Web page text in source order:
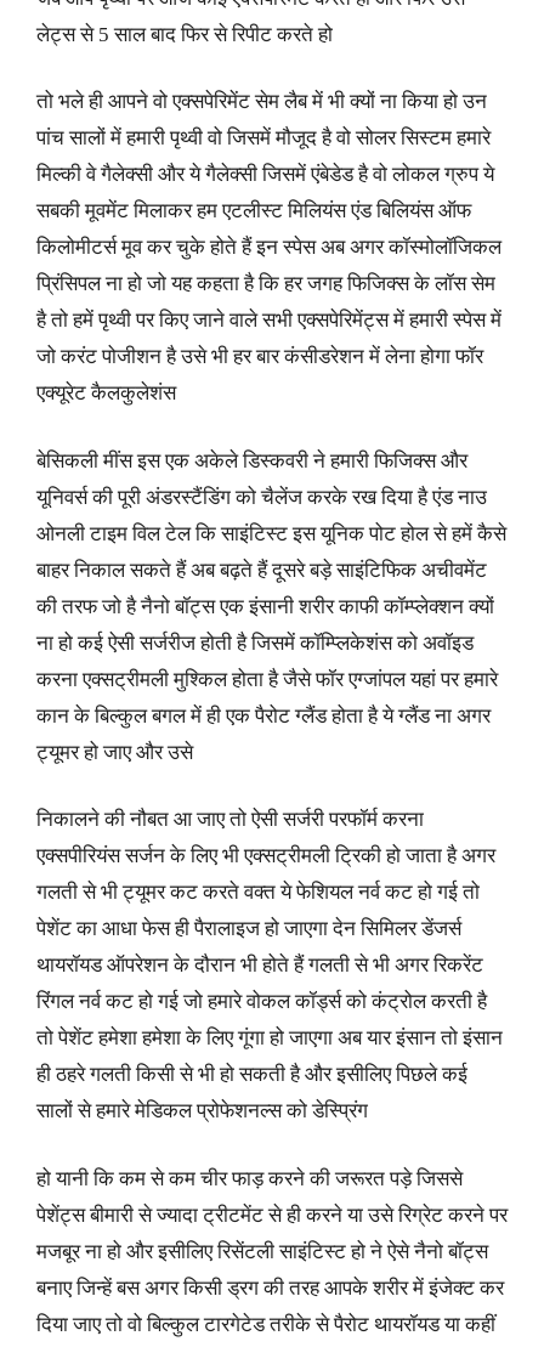
लेट्स से 5 साल बाद फिर से रिपीट करते हो
तो भले ही आपने वो एक्सपेरिमेंट सेम लैब में भी क्यों ना किया हो उन
पांच सालों में हमारी पृथ्वी वो जिसमें मौजूद है वो सोलर सिस्टम हमारे
मिल्की वे गैलेक्सी और ये गैलेक्सी जिसमें एंबेडेड है वो लोकल ग्रुप ये
सबकी मूवमेंट मिलाकर हम एटलीस्ट मिलियंस एंड बिलियंस ऑफ
किलोमीटर्स मूव कर चुके होते हैं इन स्पेस अब अगर कॉस्मोलॉजिकल
प्रिंसिपल ना हो जो यह कहता है कि हर जगह फिजिक्स के लॉस सेम
है तो हमें पृथ्वी पर किए जाने वाले सभी एक्सपेरिमेंट्स में हमारी स्पेस में
जो करंट पोजीशन है उसे भी हर बार कंसीडरेशन में लेना होगा फॉर
एक्यूरेट कैलकुलेशंस
बेसिकली मींस इस एक अकेले डिस्कवरी ने हमारी फिजिक्स और
यूनिवर्स की पूरी अंडरस्टैंडिंग को चैलेंज करके रख दिया है एंड नाउ
ओनली टाइम विल टेल कि साइंटिस्ट इस यूनिक पोट होल से हमें कैसे
बाहर निकाल सकते हैं अब बढ़ते हैं दूसरे बड़े साइंटिफिक अचीवमेंट
की तरफ जो है नैनो बॉट्स एक इंसानी शरीर काफी कॉम्प्लेक्शन क्यों
ना हो कई ऐसी सर्जरीज होती है जिसमें कॉम्प्लिकेशंस को अवॉइड
करना एक्सट्रीमली मुश्किल होता है जैसे फॉर एग्जांपल यहां पर हमारे
कान के बिल्कुल बगल में ही एक पैरोट ग्लैंड होता है ये ग्लैंड ना अगर
ट्यूमर हो जाए और उसे
निकालने की नौबत आ जाए तो ऐसी सर्जरी परफॉर्म करना
एक्सपीरियंस सर्जन के लिए भी एक्सट्रीमली ट्रिकी हो जाता है अगर
गलती से भी ट्यूमर कट करते वक्त ये फेशियल नर्व कट हो गई तो
पेशेंट का आधा फेस ही पैरालाइज हो जाएगा देन सिमिलर डेंजर्स
थायरॉयड ऑपरेशन के दौरान भी होते हैं गलती से भी अगर रिकरेंट
रिंगल नर्व कट हो गई जो हमारे वोकल कॉर्ड्स को कंट्रोल करती है
तो पेशेंट हमेशा हमेशा के लिए गूंगा हो जाएगा अब यार इंसान तो इंसान
ही ठहरे गलती किसी से भी हो सकती है और इसीलिए पिछले कई
सालों से हमारे मेडिकल प्रोफेशनल्स को डेस्प्रिंग
हो यानी कि कम से कम चीर फाड़ करने की जरूरत पड़े जिससे
पेशेंट्स बीमारी से ज्यादा ट्रीटमेंट से ही करने या उसे रिग्रेट करने पर
मजबूर ना हो और इसीलिए रिसेंटली साइंटिस्ट हो ने ऐसे नैनो बॉट्स
बनाए जिन्हें बस अगर किसी ड्रग की तरह आपके शरीर में इंजेक्ट कर
दिया जाए तो वो बिल्कुल टारगेटेड तरीके से पैरोट थायरॉयड या कहीं